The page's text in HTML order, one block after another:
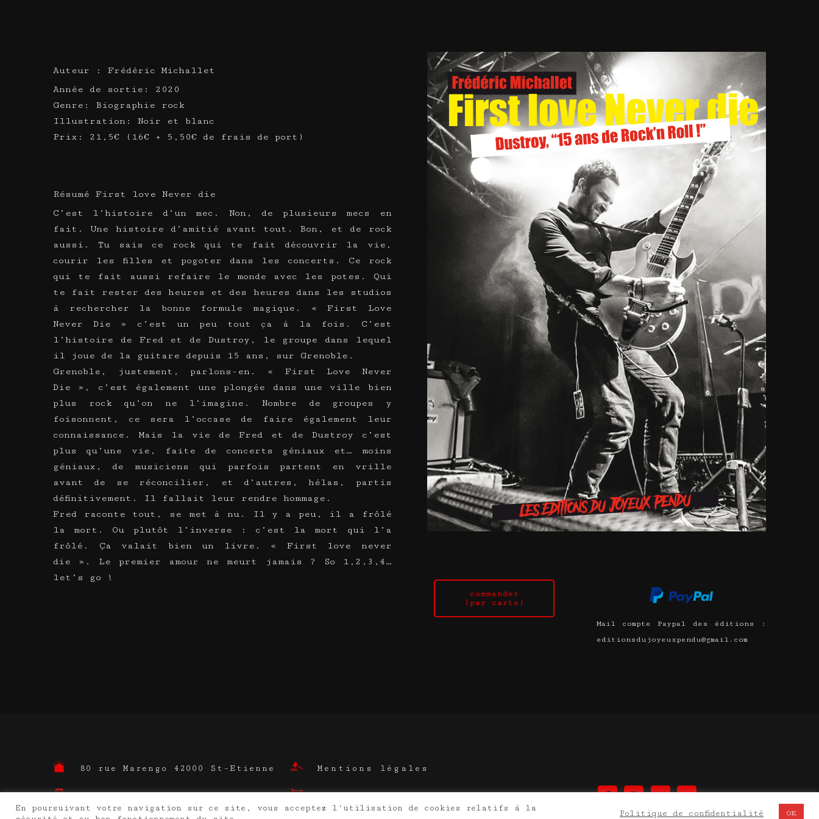
Auteur : Frédéric Michallet
Année de sortie: 2020
Genre: Biographie rock
Illustration: Noir et blanc
Prix: 21,5€ (16€ + 5,50€ de frais de port)
Résumé First love Never die
C’est l’histoire d’un mec. Non, de plusieurs mecs en
fait. Une histoire d’amitié avant tout. Bon, et de rock
aussi. Tu sais ce rock qui te fait découvrir la vie,
courir les filles et pogoter dans les concerts. Ce rock
qui te fait aussi refaire le monde avec les potes. Qui
te fait rester des heures et des heures dans les studios
à rechercher la bonne formule magique. « First Love
Never Die » c’est un peu tout ça à la fois. C’est
l’histoire de Fred et de Dustroy, le groupe dans lequel
il joue de la guitare depuis 15 ans, sur Grenoble.
Grenoble, justement, parlons-en. « First Love Never
Die », c’est également une plongée dans une ville bien
plus rock qu’on ne l’imagine. Nombre de groupes y
foisonnent, ce sera l’occase de faire également leur
connaissance. Mais la vie de Fred et de Dustroy c’est
plus qu’une vie, faite de concerts géniaux et… moins
géniaux, de musiciens qui parfois partent en vrille
avant de se réconcilier, et d’autres, hélas, partis
définitivement. Il fallait leur rendre hommage.
Fred raconte tout, se met à nu. Il y a peu, il a frôlé
la mort. Ou plutôt l’inverse : c’est la mort qui l’a
frôlé. Ça valait bien un livre. « First love never
die ». Le premier amour ne meurt jamais ? So 1,2,3,4…
let’s go !
Mail compte Paypal des éditions :
editionsdujoyeuxpendu@gmail.com
80 rue Marengo 42000 St-Etienne Mentions légales
En poursuivant votre navigation sur ce site, vous acceptez l'utilisation de cookies relatifs à la
Politique de confidentialité OK